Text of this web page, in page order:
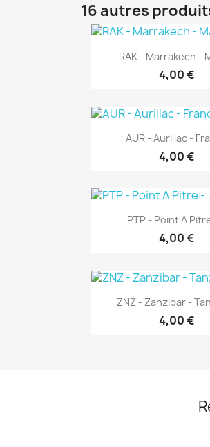
16 autres
Aperçu
RAK - Marrakech -
4,00 €
 Aperçu
AUR - Aurillac -
4,00 €
Aperçu
PTP - Point A
4,00 €
Aperçu
ZNZ - Zanzibar -
4,00 €